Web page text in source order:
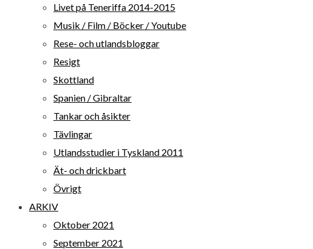
Livet på Teneriffa 2014-2015
Musik / Film / Böcker / Youtube
Rese- och utlandsbloggar
Resigt
Skottland
Spanien / Gibraltar
Tankar och åsikter
Tävlingar
Utlandsstudier i Tyskland 2011
Ät- och drickbart
Övrigt
ARKIV
Oktober 2021
September 2021